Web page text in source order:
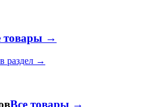
товары →
раздел →
Все товары →